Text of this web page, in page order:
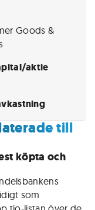
Goods &
aktie
till
köpta och
som